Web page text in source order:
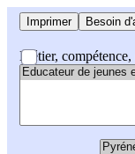
Imprimer Besoin
Métier,